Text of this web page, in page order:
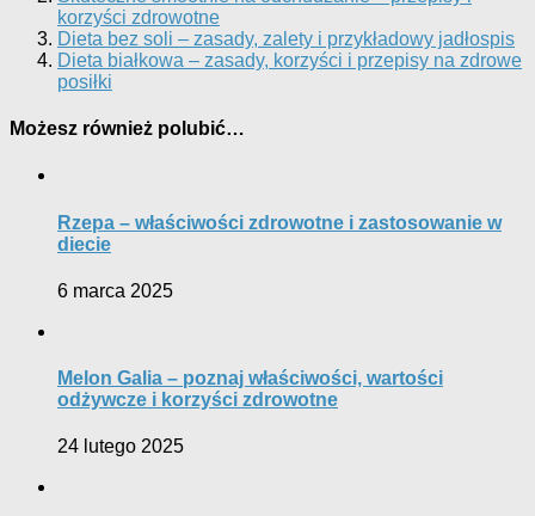
korzyści zdrowotne
Dieta bez soli – zasady, zalety i przykładowy jadłospis
Dieta białkowa – zasady, korzyści i przepisy na zdrowe
posiłki
Możesz również polubić…
Rzepa – właściwości zdrowotne i zastosowanie w
diecie
6 marca 2025
Melon Galia – poznaj właściwości, wartości
odżywcze i korzyści zdrowotne
24 lutego 2025